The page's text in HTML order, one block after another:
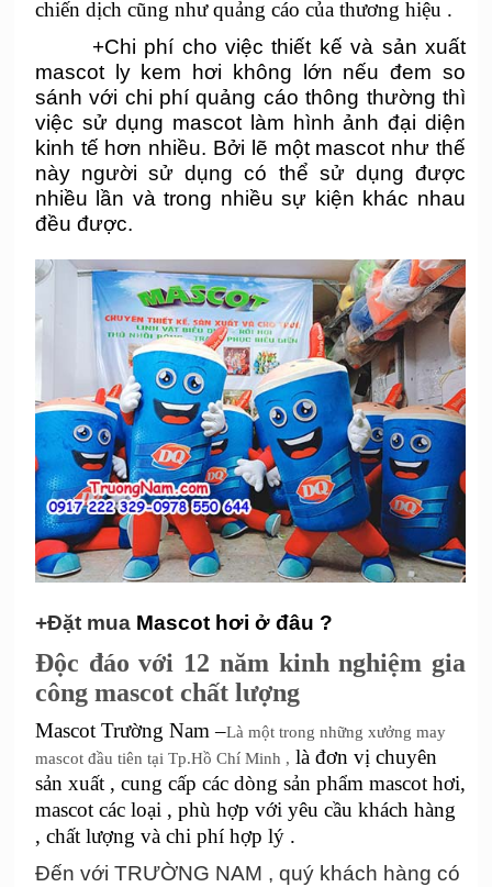
chiến dịch cũng như quảng cáo của thương hiệu .
+Chi phí cho việc thiết kế và sản xuất
mascot
ly kem hơi
không lớn nếu đem so
sánh với chi phí quảng cáo thông thường thì
việc sử dụng mascot làm hình ảnh đại diện
kinh tế hơn nhiều. Bởi lẽ một mascot như thế
này người sử dụng có thể sử dụng được
nhiều lần và trong nhiều sự kiện khác nhau
đều được.
+Đặt mua Mascot hơi ở đâu ?
Độc đáo với 12 năm kinh nghiệm gia
công mascot chất lượng
Mascot Trường Nam –Là một trong những xưởng may
mascot đầu tiên tại Tp.Hồ Chí Minh , là đơn vị chuyên
sản xuất , cung cấp các dòng sản phẩm mascot hơi,
mascot các loại , phù hợp với yêu cầu khách hàng
, chất lượng và chi phí hợp lý .
Đến với TRƯỜNG NAM , quýkhách hàng có